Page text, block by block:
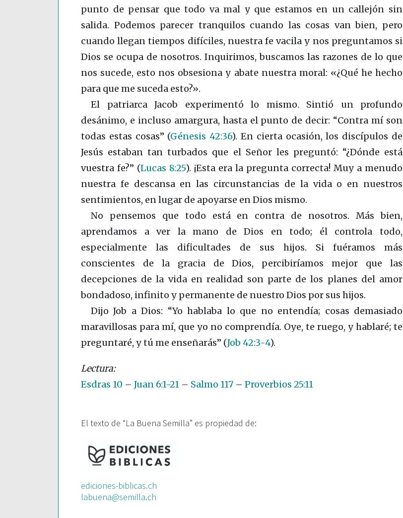
punto de pensar que todo va mal y que estamos en un callejón sin
salida. Podemos parecer tranquilos cuando las cosas van bien, pero
cuando llegan tiempos difíciles, nuestra fe vacila y nos preguntamos si
Dios se ocupa de nosotros. Inquirimos, buscamos las razones de lo que
nos sucede, esto nos obsesiona y abate nuestra moral: «¿Qué he hecho
para que me suceda esto?».
El patriarca Jacob experimentó lo mismo. Sintió un profundo
desánimo, e incluso amargura, hasta el punto de decir: “Contra mí son
todas estas cosas” (Génesis 42:36). En cierta ocasión, los discípulos de
Jesús estaban tan turbados que el Señor les preguntó: “¿Dónde está
vuestra fe?” (Lucas 8:25). ¡Esta era la pregunta correcta! Muy a menudo
nuestra fe descansa en las circunstancias de la vida o en nuestros
sentimientos, en lugar de apoyarse en Dios mismo.
No pensemos que todo está en contra de nosotros. Más bien,
aprendamos a ver la mano de Dios en todo; él controla todo,
especialmente las dificultades de sus hijos. Si fuéramos más
conscientes de la gracia de Dios, percibiríamos mejor que las
decepciones de la vida en realidad son parte de los planes del amor
bondadoso, infinito y permanente de nuestro Dios por sus hijos.
Dijo Job a Dios: “Yo hablaba lo que no entendía; cosas demasiado
maravillosas para mí, que yo no comprendía. Oye, te ruego, y hablaré; te
preguntaré, y tú me enseñarás” (Job 42:3-4).
Esdras 10 – Juan 6:1-21 – Salmo 117 – Proverbios 25:11
El texto de “La Buena Semilla” es propiedad de:
ediciones-biblicas.ch
labuena@semilla.ch